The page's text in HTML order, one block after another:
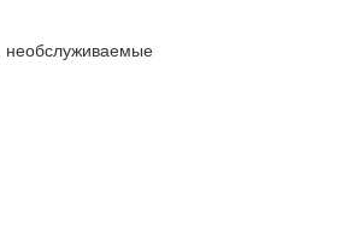
необслуживаемые